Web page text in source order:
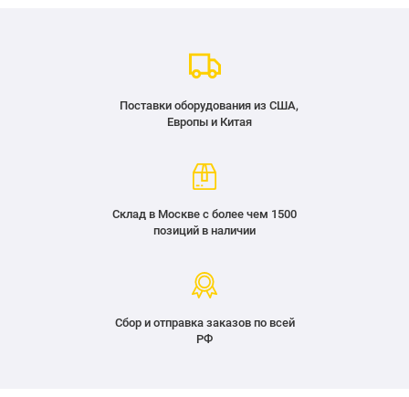
Поставки оборудования из США,
Европы и Китая
Склад в Москве с более чем 1500
позиций в наличии
Сбор и отправка заказов по всей
РФ